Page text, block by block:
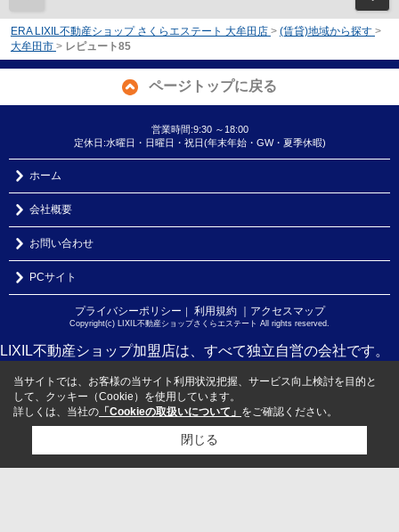
ERA LIXIL不動産ショップ さくらエステート 大牟田店 > (賃貸)地域から探す >
大牟田市 > レピュート85
ページトップに戻る
営業時間:9:30 ～18:00
定休日:水曜日・日曜日・祝日(年末年始・GW・夏季休暇)
ホーム
会社概要
お問い合わせ
PCサイト
プライバシーポリシー 利用規約 ｜アクセスマップ
Copyright(c) LIXIL不動産ショップさくらエステート All rights reserved.
LIXIL不動産ショップ加盟店は、すべて独立自営の会社です。
当サイトでは、お客様の当サイト利用状況把握、サービス向上検討を目的と
して、クッキー（Cookie）を使用しています。
詳しくは、当社の 「Cookieの取扱いについて」 をご確認ください。
閉じる